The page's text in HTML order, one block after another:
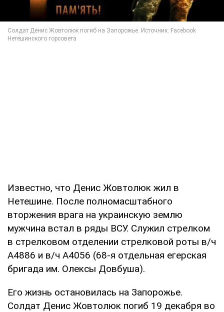
Известно, что Денис Жовтолюк жил в
Нетешине. После полномасштабного
вторжения врага на украинскую землю
мужчина встал в ряды ВСУ. Служил стрелком
в стрелковом отделении стрелковой роты в/ч
А4886 и в/ч А4056 (68-я отдельная егерская
бригада им. Олексы Довбуша).
Его жизнь остановилась на Запорожье.
Солдат Денис Жовтолюк погиб 19 декабря во